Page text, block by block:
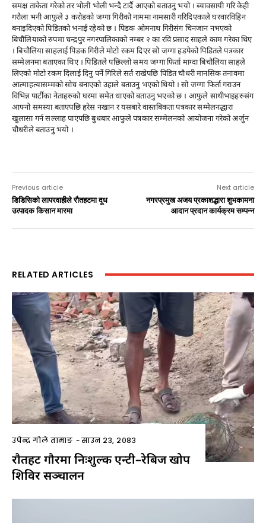
समक्ष ताकेता गरेको तर भोली भोली भन्दै टार्दै आएको बताउनु भयो । ब्यावसायी गरि केही
गरौला भनी आफुले ३ करोडको जग्गा गिरीको नाममा नामसारी गरिदिएकाले घरवारविहिन
बनाइदिएको पिडितको भनाई रहेको छ । पिडक ओमनाथ गिरीसंग चिनजान नभएको
बिचौलियाको रुपमा चन्द्रपुर नगरपालिकाको नम्बर २ का रवि प्रसाद साहले काम गरेका थिए
। बिचौलिया साहलाई पिडक गिरीले मोटो रकम दिएर सो जग्गा हडपेको पिडितले पत्रकार
सम्मेलनमा बताएका थिए । पिडितले पछिल्लो समय जग्गा फिर्ता माग्दा बिचौलिया साहले
लिएको मोटो रकम दिलाई दिनु पर्ने गिरिले सर्त राखेपछि पिडित चौधरी मानसिक तनावमा
आत्माहत्यासम्मको सोच बनाएको उहाले बताउनु भएको थियो । सो जग्गा फिर्ता गराउन
विभिन्न पार्टीका नेताहरुको घरमा समेत धाएको बताउनु भएको छ । आफुले साथीभाइहरुसंग
आफ्नो समस्या बताएपछि हरेस नखान र यसबारे वास्तबिकता पत्रकार सम्मेलनद्धारा
खुलासा गर्न सल्लाह पाएपछि बुधबार आफुले पत्रकार सम्मेलनको आयोजना गरेको अर्जुन
चौधरीले बताउनु भयो ।
Previous article
डिडिसिको लापरवाहीले रौतहटमा दूध
उत्पादक किसान मारमा
Next article
नगरप्रमुख अजय प्रकाशद्धारा शुभकामना
आदान प्रदान कार्यक्रम सम्पन्न
RELATED ARTICLES
उपेन्द्र गोले तामाङ -साउन २३, २०८३
राैतहट गौरमा निःशुल्क एन्टी–रेबिज खोप
शिविर सञ्चालन